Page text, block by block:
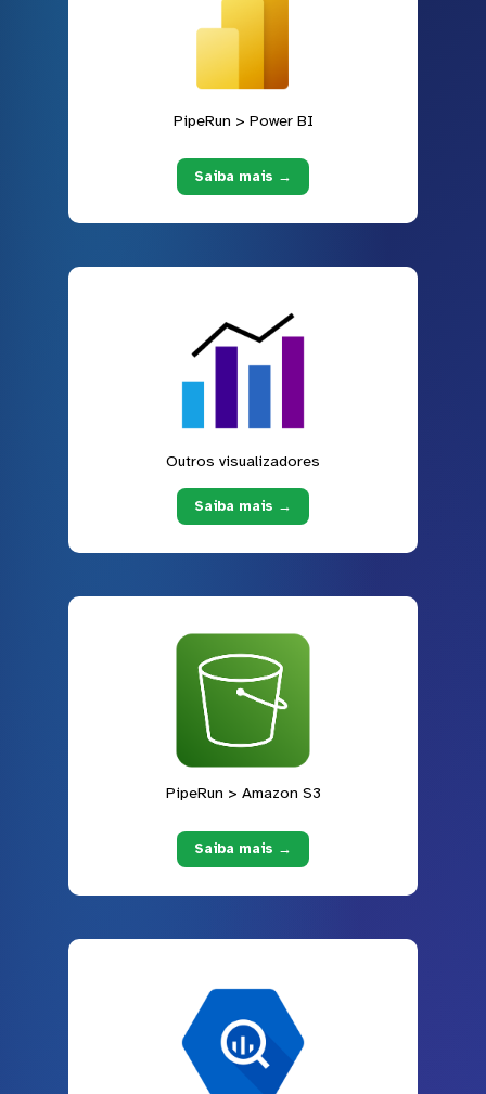
PipeRun > Power BI
Saiba mais →
Outros visualizadores
Saiba mais →
PipeRun > Amazon S3
Saiba mais →